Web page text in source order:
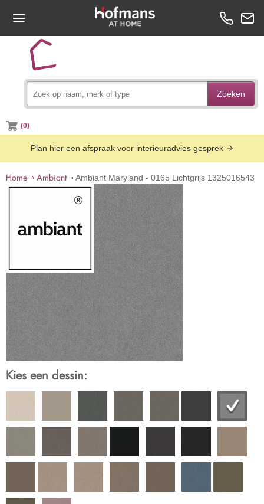
Zoeken
(0)
Plan hier een afspraak voor interieuradvies gesprek
Home Ambiant Ambiant Maryland - 0165 Lichtgrijs 1325016543
Kies een dessin: